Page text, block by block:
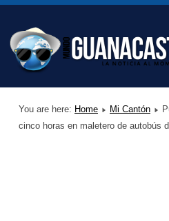
You are here: Home Mi Cantón
cinco horas en maletero de autobús